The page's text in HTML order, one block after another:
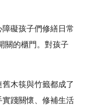
礙孩子們修繕日常
關的櫃門。對孩子
木筷與竹籤都成了
踐關懷、修補生活